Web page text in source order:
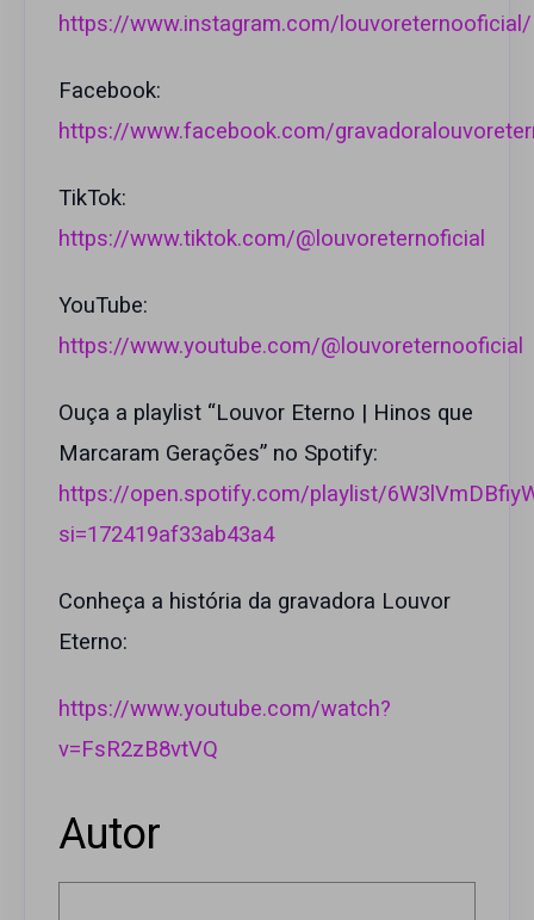
https://www.instagram.com/louvoreternooficial/
Facebook:
https://www.facebook.com/
TikTok:
https://www.tiktok.com/@louvoreternoficial
YouTube:
https://www.youtube.com/@louvoreternooficial
Ouça a playlist “Louvor Eterno | Hinos que
Marcaram Gerações” no Spotify:
https://open.spotify.com/playlist/
si=172419af33ab43a4
Conheça a história da gravadora Louvor
Eterno:
https://www.youtube.com/watch?
v=FsR2zB8vtVQ
Autor